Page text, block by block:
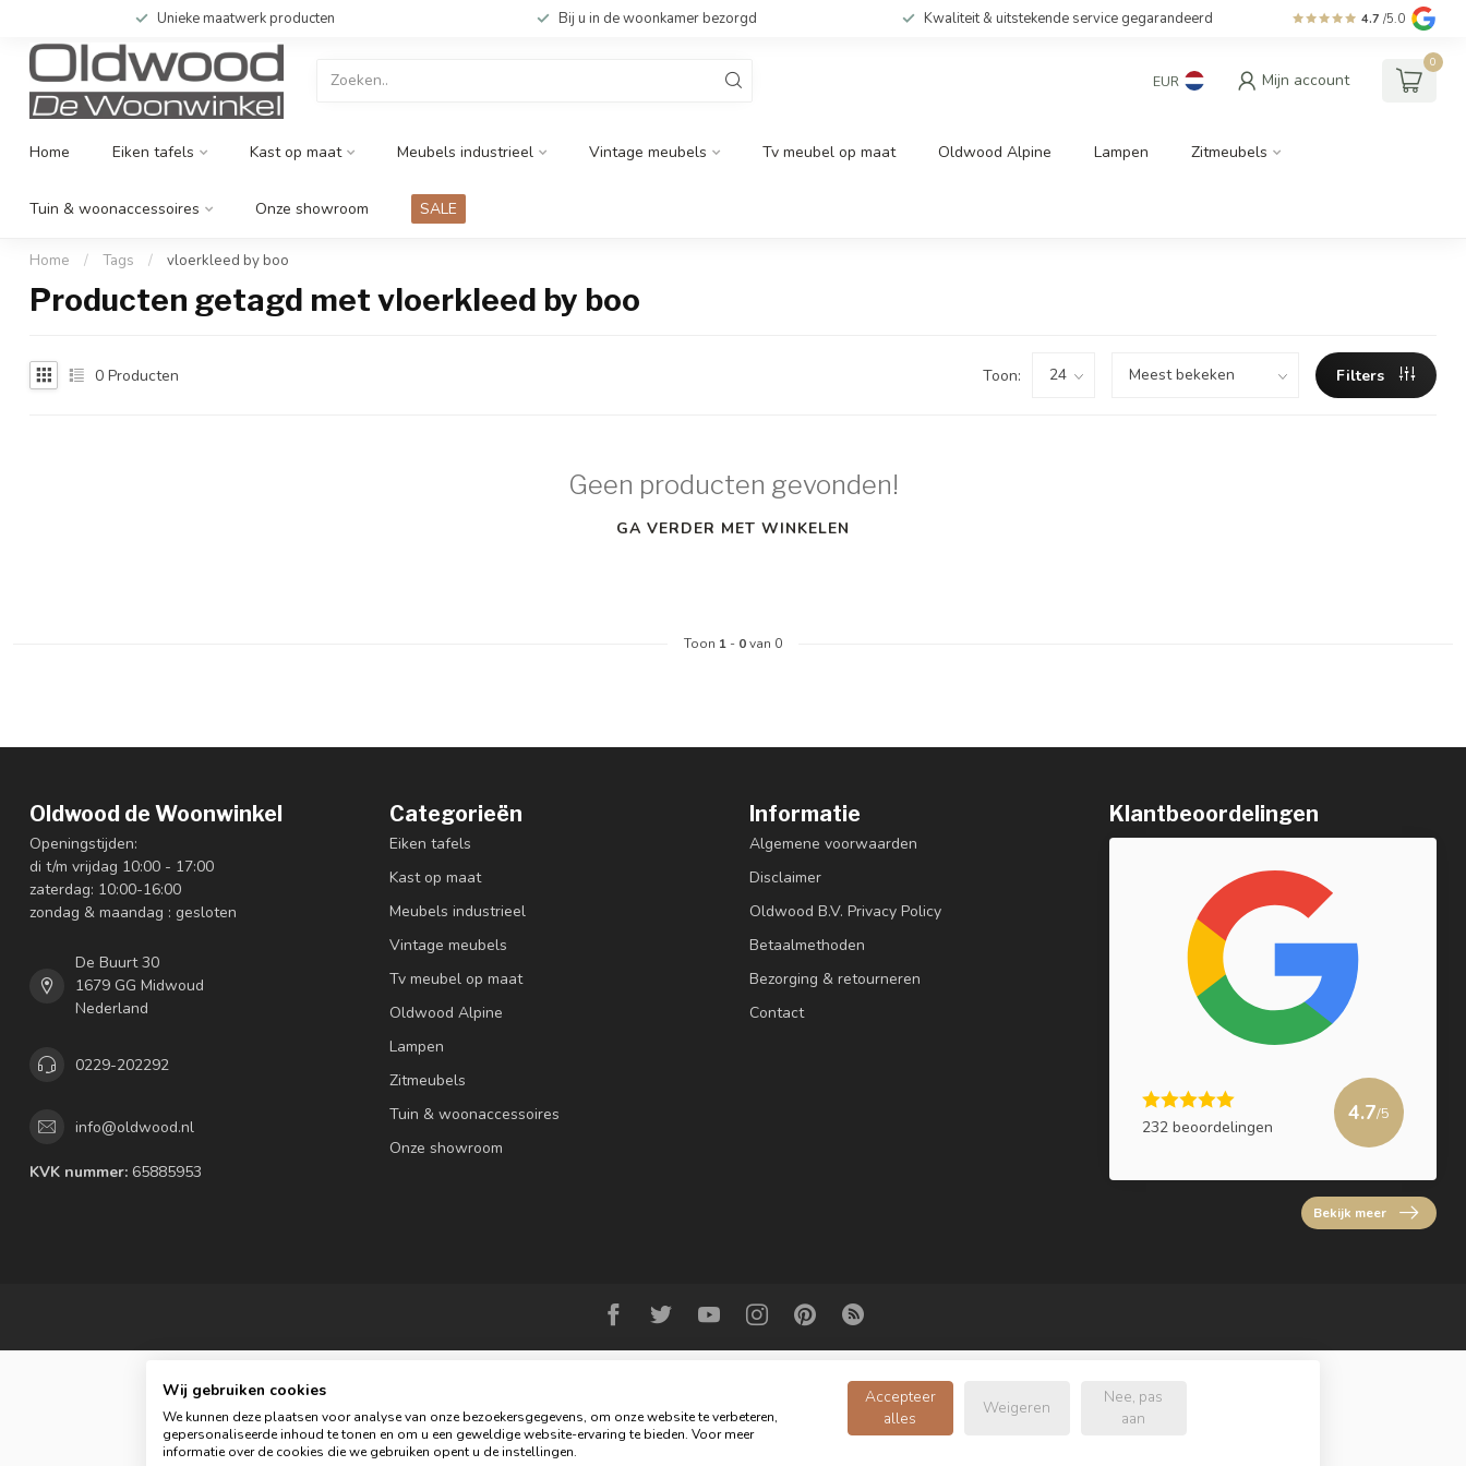
Unieke maatwerk producten Bij u in de woonkamer bezorgd Kwaliteit & uitstekende service gegarandeerd 4.7 /5.0
EUR Mijn account
0
Home Eiken tafels Kast op maat Meubels industrieel Vintage meubels Tv meubel op maat Oldwood Alpine Lampen Zitmeubels
Tuin & woonaccessoires Onze showroom SALE
Home / Tags / vloerkleed by boo
Producten getagd met vloerkleed by boo
0 Producten Toon: Filters
Geen producten gevonden!
GA VERDER MET WINKELEN
Toon 1 - 0van 0
Oldwood de Woonwinkel
Openingstijden:
di t/m vrijdag 10:00 - 17:00
zaterdag: 10:00-16:00
zondag & maandag : gesloten
De Buurt 30
1679 GG Midwoud
Nederland
0229-202292
info@oldwood.nl
KVK nummer: 65885953
Categorieën
Eiken tafels
Kast op maat
Meubels industrieel
Vintage meubels
Tv meubel op maat
Oldwood Alpine
Lampen
Zitmeubels
Tuin & woonaccessoires
Onze showroom
Informatie
Algemene voorwaarden
Disclaimer
Oldwood B.V. Privacy Policy
Betaalmethoden
Bezorging & retourneren
Contact
Klantbeoordelingen
232 beoordelingen
4.7/5
Bekijk meer
© Copyright 2026 Oldwood de Woonwinkel - Powered by
Wij gebruiken cookies
We kunnen deze plaatsen voor analyse van onze bezoekersgegevens, om onze website te verbeteren,
gepersonaliseerde inhoud te tonen en om u een geweldige website-ervaring te bieden. Voor meer
informatie over de cookies die we gebruiken opent u de instellingen.
Accepteer
alles
Weigeren
Nee, pas
aan